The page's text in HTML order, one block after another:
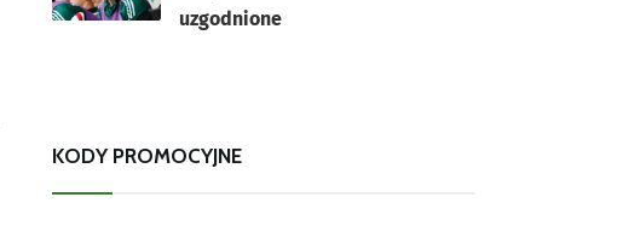
uzgodnione
KODY PROMOCYJNE